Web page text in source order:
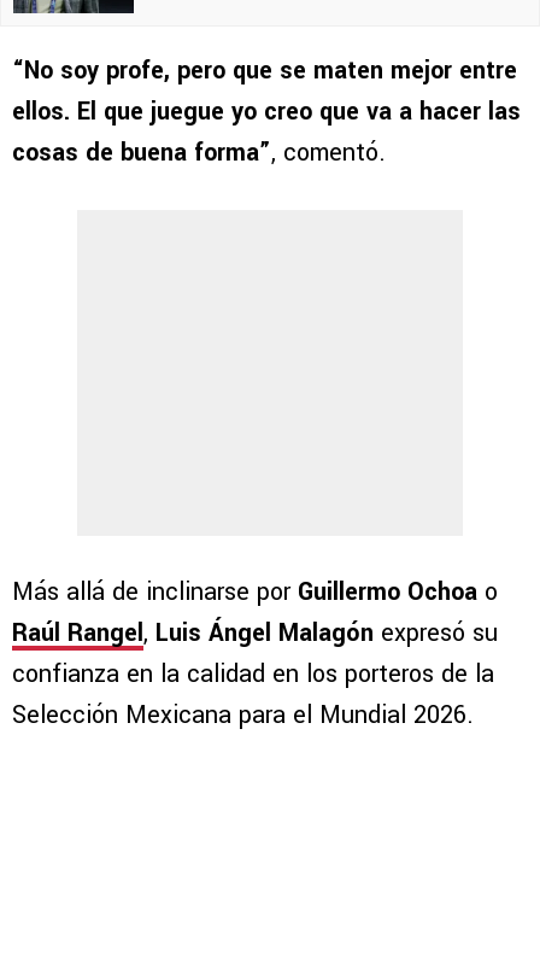
“No soy profe, pero que se maten mejor entre
ellos. El que juegue yo creo que va a hacer las
cosas de buena forma”, comentó.
Más allá de inclinarse por Guillermo Ochoa o
Raúl Rangel, Luis Ángel Malagón expresó su
confianza en la calidad en los porteros de la
Selección Mexicana para el Mundial 2026.